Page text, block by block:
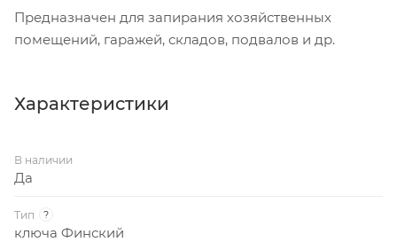
Предназначен для запирания хозяйственных
помещений, гаражей, складов, подвалов и др.
Характеристики
В наличии
Да
Тип ?
ключа Финский